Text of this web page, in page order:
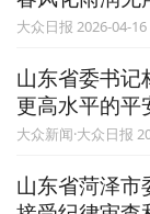
大众日报 2026-
山东省委书记
更高水平的平
大
山东省菏泽市